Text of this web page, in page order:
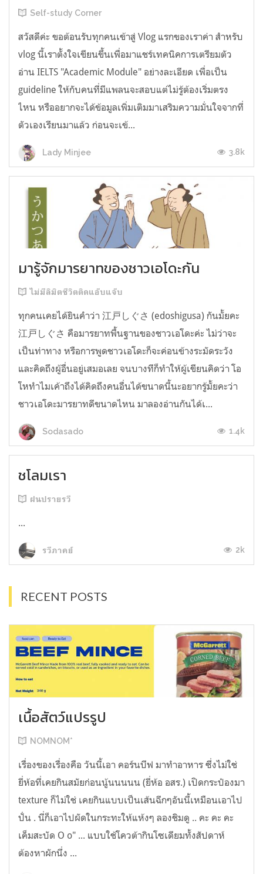
Self-study Corner
สวัสดีค่ะ ขอต้อนรับทุกคนเข้าสู่ Vlog แรกของเราค่า สำหรับ
vlog นี้เราตั้งใจเขียนขึ้นเพื่อมาแชร์เทคนิคการเตรียมตัว
อ่าน IELTS "Academic Module" อย่างละเอียด เพื่อเป็น
guideline ให้กับคนที่มีแพลนจะสอบแต่ไม่รู้ต้องเริ่มตรง
ไหน หรืออยากจะได้ข้อมูลเพิ่มเติมมาเสริมความมั่นใจจากที่
ตัวเองเรียนมาแล้ว ก่อนจะเข้...
Lady Minjee 3.8k
มารู้จักมารยาทของชาวเอโดะกัน
ไม่มีลิมิตชีวิตติดแอ๊บแจ๊บ
ทุกคนเคยได้ยินคำว่า 江戸しぐさ (edoshigusa) กันมั้ยคะ
江戸しぐさ คือมารยาทพื้นฐานของชาวเอโดะค่ะ ไม่ว่าจะ
เป็นท่าทาง หรือการพูดชาวเอโดะก็จะค่อนข้างระมัดระวัง
และคิดถึงผู้อื่นอยู่เสมอเลย จนบางทีก็ทำให้ผู้เขียนคิดว่า โอ
โหทำไมเค้าถึงได้คิดถึงคนอื่นได้ขนาดนี้นะอยากรู้มั้ยคะว่า
ชาวเอโดะมารยาทดีขนาดไหน มาลองอ่านกันได้เ...
Sodasado 1.4k
ชโลมเรา
ฝนปรายรวี
...
รวีภาคย์ 2k
RECENT POSTS
เนื้อสัตว์แปรรูป
NOMNOM*
เรื่องของเรื่องคือ วันนี้เอา คอร์นบีฟ มาทำอาหาร ซึ่งไม่ใช่
ยี่ห้อที่เคยกินสมัยก่อนนู้นนนนน (ยี่ห้อ อสร.) เปิดกระป๋องมา
texture ก็ไม่ใช่ เคยกินแบบเป็นเส้นฉีกๆอันนี้เหมือนเอาไป
ปั่น . นี่ก็เอาไปผัดในกระทะให้แห้งๆ ลองชิมดู .. คะ คะ คะ
เค็มสะบัด O o" ... แบบใช้โควต้ากินโซเดียมทั้งสัปดาห์
ต้องหาผักนึ่ง ...